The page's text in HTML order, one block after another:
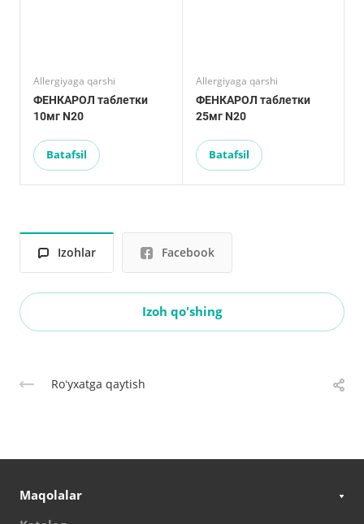
Allergiyaga qarshi
ФЕНКАРОЛ таблетки
10мг N20
Batafsil
Allergiyaga qarshi
ФЕНКАРОЛ таблетки
25мг N20
Batafsil
Izohlar Facebook
Izoh qo'shing
Roʻyxatga qaytish
Maqolalar